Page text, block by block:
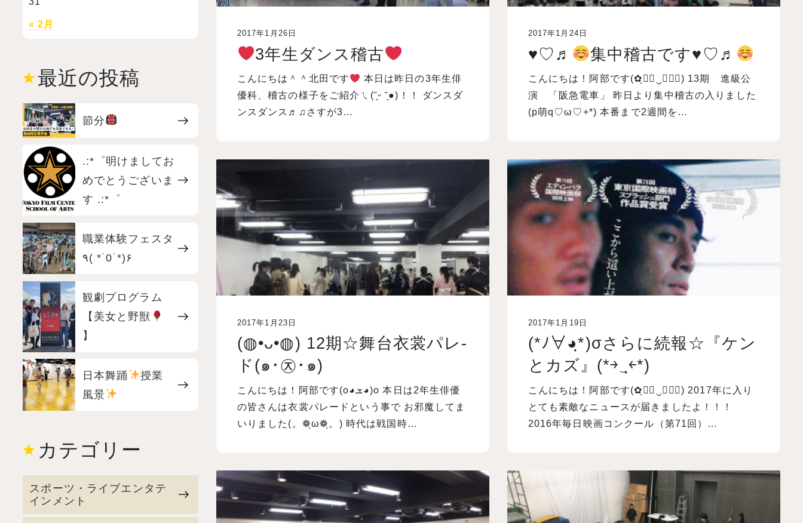
2017年1月26日
3年生ダンス稽古
こんにちは＾＾北田です
本日は昨日の3年生俳
優科、稽古の様子をご紹介ㄟ(˘͈ᵕ ˘͈●)！！ ダンスダ
ンスダンス♬♫さすが3…
2017年1月24日
♥♡♬ 集中稽古です♥♡♬
こんにちは！阿部です(✿ฺ◕ฺ‿ฺ◡ฺ) 13期 進級公
演 「阪急電車」 昨日より集中稽古の入りました
(p萌q♡ω♡+*) 本番まで2週間を…
2017年1月23日
(◍•ᴗ•◍) 12期☆舞台衣裳パレ‐
ド(๑･㉨･๑)
こんにちは！阿部です(o◕ܫ◕)o 本日は2年生俳優
の皆さんは衣裳パレードという事で お邪魔してま
いりました(。❁ฺω❁ฺ。) 時代は戦国時…
2017年1月19日
(*ﾉ∀◕ฺ*)σさらに続報☆『ケン
とカズ』(*￫‿ฺ￩*)
こんにちは！阿部です(✿ฺ◡ฺ‿ฺ◡ฺ) 2017年に入り
とても素敵なニュースが届きましたよ！！！
2016年毎日映画コンクール（第71回）…
« 2月
最近の投稿
節分
.:*゜明けましてお
めでとうございま
す .:*゜
職業体験フェスタ
٩( *˙0˙*)۶
観劇プログラム
【美女と野獣
】
日本舞踊
授業
風景
カテゴリー
スポーツ・ライブエンタテ
インメント